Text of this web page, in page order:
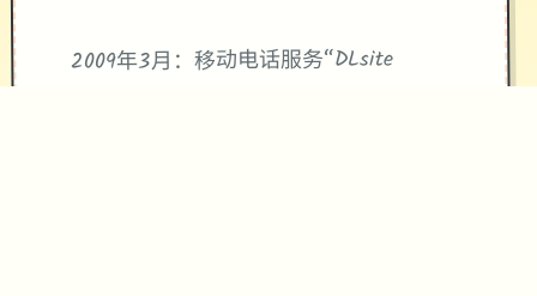
2009年3月：移动电话服务“DLsite